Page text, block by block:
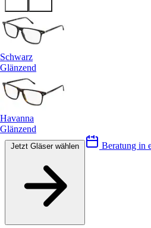
Schwarz
Glänzend
Havanna
Glänzend
Beratung in